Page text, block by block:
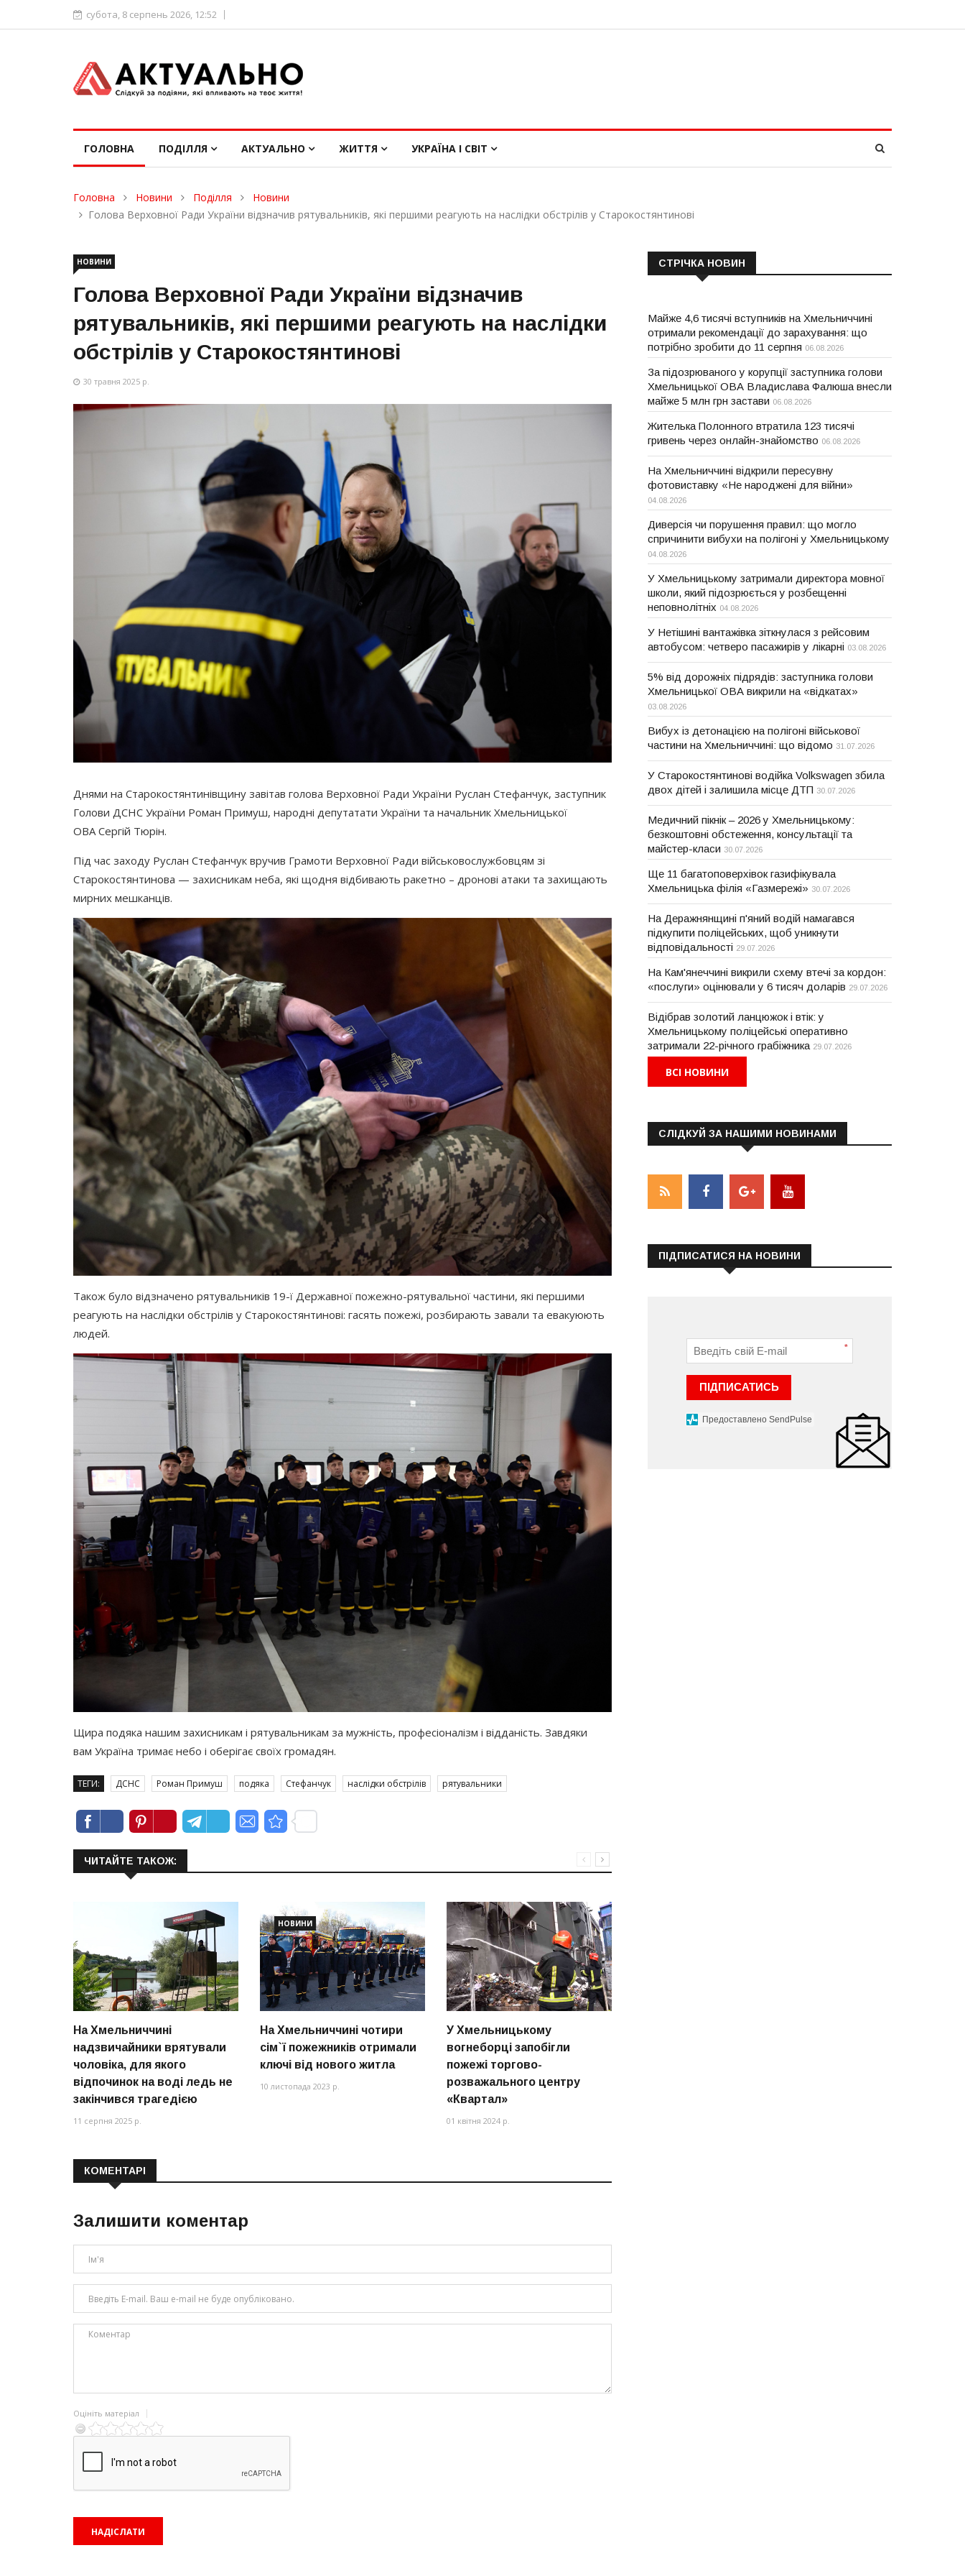
субота, 8 серпень 2026, 12:52
ГОЛОВНА ПОДІЛЛЯ АКТУАЛЬНО ЖИТТЯ УКРАЇНА І СВІТ
Головна Новини Поділля
Новини
Голова Верховної Ради України відзначив рятувальників, які першими реагують на наслідки обстрілів у Старокостянтинові
НОВИНИ
Голова Верховної Ради України відзначив
рятувальників, які першими реагують на наслідки
обстрілів у Старокостянтинові
30 травня 2025 р.
Днями на Старокостянтинівщину завітав голова Верховної Ради України Руслан Стефанчук, заступник
Голови ДСНС України Роман Примуш, народні депутатати України та начальник Хмельницької
ОВА Сергій Тюрін.
Під час заходу Руслан Стефанчук вручив Грамоти Верховної Ради військовослужбовцям зі
Старокостянтинова — захисникам неба, які щодня відбивають ракетно – дронові атаки та захищають
мирних мешканців.
Також було відзначено рятувальників 19-ї Державної пожежно-рятувальної частини, які першими
реагують на наслідки обстрілів у Старокостянтинові: гасять пожежі, розбирають завали та евакуюють
людей.
Щира подяка нашим захисникам і рятувальникам за мужність, професіоналізм і відданість. Завдяки
вам Україна тримає небо і оберігає своїх громадян.
ТЕГИ: ДСНС Роман Примуш подяка Стефанчук наслідки обстрілів рятувальники
ЧИТАЙТЕ ТАКОЖ:
На Хмельниччині
надзвичайники врятували
чоловіка, для якого
відпочинок на воді ледь не
закінчився трагедією
11 серпня 2025 р.
НОВИНИ
На Хмельниччині чотири
сім`ї пожежників отримали
ключі від нового житла
10 листопада 2023 р.
У Хмельницькому
вогнеборці запобігли
пожежі торгово-
розважального центру
«Квартал»
01 квітня 2024 р.
КОМЕНТАРІ
Залишити коментар
Оцініть матеріал
СТРІЧКА НОВИН
Майже 4,6 тисячі вступників на Хмельниччині
отримали рекомендації до зарахування: що
потрібно зробити до 11 серпня 06.08.2026
За підозрюваного у корупції заступника голови
Хмельницької ОВА Владислава Фалюша внесли
майже 5 млн грн застави 06.08.2026
Жителька Полонного втратила 123 тисячі
гривень через онлайн-знайомство 06.08.2026
На Хмельниччині відкрили пересувну
фотовиставку «Не народжені для війни»
04.08.2026
Диверсія чи порушення правил: що могло
спричинити вибухи на полігоні у Хмельницькому
04.08.2026
У Хмельницькому затримали директора мовної
школи, який підозрюється у розбещенні
неповнолітніх 04.08.2026
У Нетішині вантажівка зіткнулася з рейсовим
автобусом: четверо пасажирів у лікарні 03.08.2026
5% від дорожніх підрядів: заступника голови
Хмельницької ОВА викрили на «відкатах»
03.08.2026
Вибух із детонацією на полігоні військової
частини на Хмельниччині: що відомо 31.07.2026
У Старокостянтинові водійка Volkswagen збила
двох дітей і залишила місце ДТП 30.07.2026
Медичний пікнік – 2026 у Хмельницькому:
безкоштовні обстеження, консультації та
майстер-класи 30.07.2026
Ще 11 багатоповерхівок газифікувала
Хмельницька філія «Газмережі» 30.07.2026
На Деражнянщині п'яний водій намагався
підкупити поліцейських, щоб уникнути
відповідальності 29.07.2026
На Кам'янеччині викрили схему втечі за кордон:
«послуги» оцінювали у 6 тисяч доларів 29.07.2026
Відібрав золотий ланцюжок і втік: у
Хмельницькому поліцейські оперативно
затримали 22-річного грабіжника 29.07.2026
ВСІ НОВИНИ
СЛІДКУЙ ЗА НАШИМИ НОВИНАМИ
ПІДПИСАТИСЯ НА НОВИНИ
*
ПІДПИСАТИСЬ
Предоставлено SendPulse